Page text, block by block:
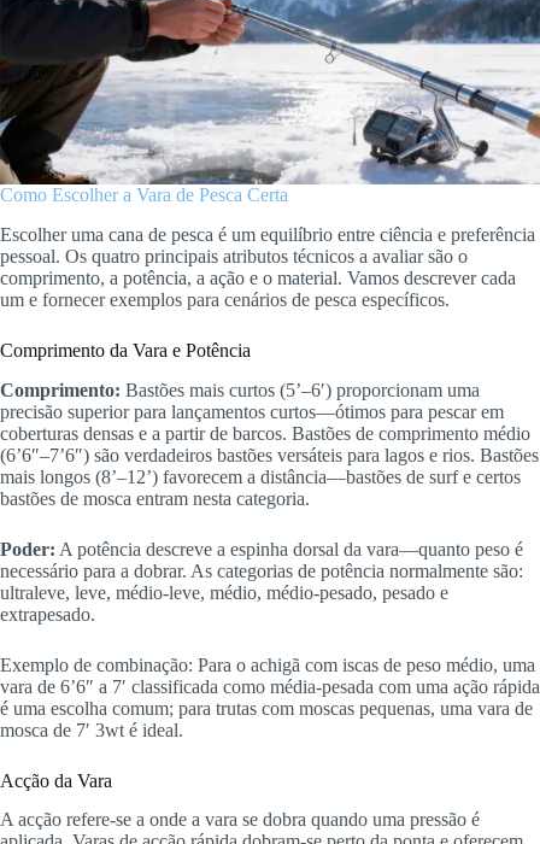
Como Escolher a Vara de Pesca Certa
Escolher uma cana de pesca é um equilíbrio entre ciência e preferência
pessoal. Os quatro principais atributos técnicos a avaliar são o
comprimento, a potência, a ação e o material. Vamos descrever cada
um e fornecer exemplos para cenários de pesca específicos.
Comprimento da Vara e Potência
Comprimento: Bastões mais curtos (5’–6′) proporcionam uma
precisão superior para lançamentos curtos—ótimos para pescar em
coberturas densas e a partir de barcos. Bastões de comprimento médio
(6’6″–7’6″) são verdadeiros bastões versáteis para lagos e rios. Bastões
mais longos (8’–12’) favorecem a distância—bastões de surf e certos
bastões de mosca entram nesta categoria.
Poder: A potência descreve a espinha dorsal da vara—quanto peso é
necessário para a dobrar. As categorias de potência normalmente são:
ultraleve, leve, médio-leve, médio, médio-pesado, pesado e
extrapesado.
Exemplo de combinação: Para o achigã com iscas de peso médio, uma
vara de 6’6″ a 7′ classificada como média-pesada com uma ação rápida
é uma escolha comum; para trutas com moscas pequenas, uma vara de
mosca de 7′ 3wt é ideal.
Acção da Vara
A acção refere-se a onde a vara se dobra quando uma pressão é